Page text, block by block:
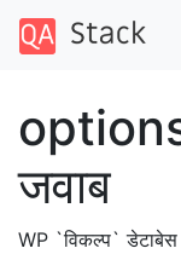
जवाब
WP `विकल्प` डेटाबेस